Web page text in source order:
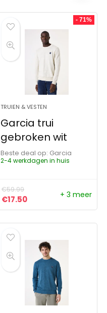
- 71%
TRUIEN & VESTEN
Garcia trui
gebroken wit
Beste deal op:
Garcia
2-4 werkdagen in huis
€59.99
Oorspronkelijke prijs
€17.50Huidige prijs is:
+ 3 meer